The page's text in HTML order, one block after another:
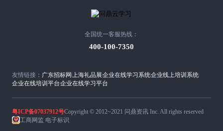
友情链接： 广东招标网上海礼品展企业在线学习系统企业线上培训系统
企业在线培训平台企业在线学习平台
全国统一客服热线：
400-100-7350
粤ICP备07037912号Copyright © 2012~2021 问鼎资讯 Inc. All rights reserved
工商网监 电子标识